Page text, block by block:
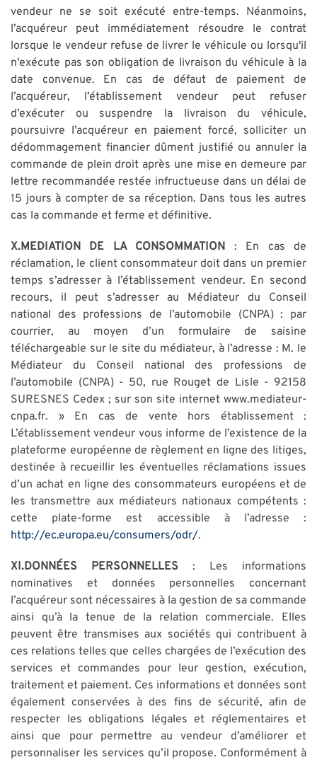
vendeur ne se soit exécuté entre-temps. Néanmoins,
l’acquéreur peut immédiatement résoudre le contrat
lorsque le vendeur refuse de livrer le véhicule ou lorsqu'il
n'exécute pas son obligation de livraison du véhicule à la
date convenue. En cas de défaut de paiement de
l’acquéreur, l’établissement vendeur peut refuser
d’exécuter ou suspendre la livraison du véhicule,
poursuivre l’acquéreur en paiement forcé, solliciter un
dédommagement financier dûment justifié ou annuler la
commande de plein droit après une mise en demeure par
lettre recommandée restée infructueuse dans un délai de
15 jours à compter de sa réception. Dans tous les autres
cas la commande et ferme et définitive.
X.MEDIATION DE LA CONSOMMATION : En cas de
réclamation, le client consommateur doit dans un premier
temps s’adresser à l’établissement vendeur. En second
recours, il peut s’adresser au Médiateur du Conseil
national des professions de l’automobile (CNPA) : par
courrier, au moyen d’un formulaire de saisine
téléchargeable sur le site du médiateur, à l’adresse : M. le
Médiateur du Conseil national des professions de
l’automobile (CNPA) - 50, rue Rouget de Lisle - 92158
SURESNES Cedex ; sur son site internet www.mediateur-
cnpa.fr. » En cas de vente hors établissement :
L’établissement vendeur vous informe de l’existence de la
plateforme européenne de règlement en ligne des litiges,
destinée à recueillir les éventuelles réclamations issues
d’un achat en ligne des consommateurs européens et de
les transmettre aux médiateurs nationaux compétents :
cette plate-forme est accessible à l’adresse :
http://ec.europa.eu/consumers/odr/.
XI.DONNÉES PERSONNELLES : Les informations
nominatives et données personnelles concernant
l’acquéreur sont nécessaires à la gestion de sa commande
ainsi qu’à la tenue de la relation commerciale. Elles
peuvent être transmises aux sociétés qui contribuent à
ces relations telles que celles chargées de l’exécution des
services et commandes pour leur gestion, exécution,
traitement et paiement. Ces informations et données sont
également conservées à des fins de sécurité, afin de
respecter les obligations légales et réglementaires et
ainsi que pour permettre au vendeur d’améliorer et
personnaliser les services qu’il propose. Conformément à